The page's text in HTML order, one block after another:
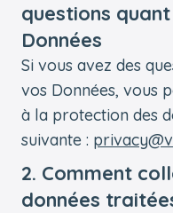
questions
Données
Si vous avez des
vos Données, vous
à la protection des
suivante :
2. Comment
données